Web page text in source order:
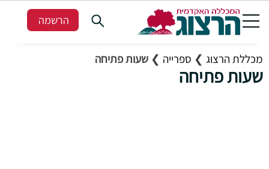
הרשמה
שעות פתיחה
מכללת הרצוג ❯ ספרייה ❯ שעות פתיחה